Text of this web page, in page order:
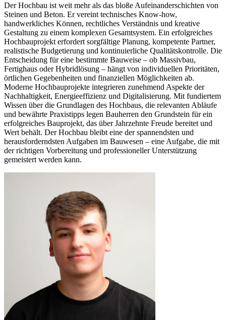
Der Hochbau ist weit mehr als das bloße Aufeinanderschichten von
Steinen und Beton. Er vereint technisches Know-how,
handwerkliches Können, rechtliches Verständnis und kreative
Gestaltung zu einem komplexen Gesamtsystem. Ein erfolgreiches
Hochbauprojekt erfordert sorgfältige Planung, kompetente Partner,
realistische Budgetierung und kontinuierliche Qualitätskontrolle. Die
Entscheidung für eine bestimmte Bauweise – ob Massivbau,
Fertighaus oder Hybridlösung – hängt von individuellen Prioritäten,
örtlichen Gegebenheiten und finanziellen Möglichkeiten ab.
Moderne Hochbauprojekte integrieren zunehmend Aspekte der
Nachhaltigkeit, Energieeffizienz und Digitalisierung. Mit fundiertem
Wissen über die Grundlagen des Hochbaus, die relevanten Abläufe
und bewährte Praxistipps legen Bauherren den Grundstein für ein
erfolgreiches Bauprojekt, das über Jahrzehnte Freude bereitet und
Wert behält. Der Hochbau bleibt eine der spannendsten und
herausforderndsten Aufgaben im Bauwesen – eine Aufgabe, die mit
der richtigen Vorbereitung und professioneller Unterstützung
gemeistert werden kann.